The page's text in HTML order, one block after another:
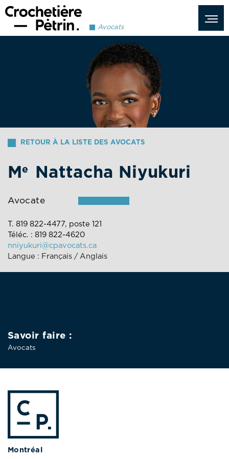
Avocats
RETOUR À LA LISTE DES AVOCATS
Me Nattacha Niyukuri
Avocate
T. 819 822-4477, poste 121
Téléc. : 819 822-4620
nniyukuri@cpavocats.ca
Langue : Français / Anglais
Savoir faire :
Avocats
Montréal